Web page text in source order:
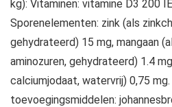
kg): Vitaminen: vitamine D3 200
Sporenelementen: zink (als
gehydrateerd) 15 mg, mangaan
aminozuren, gehydrateerd) 1.4
calciumjodaat, watervrij) 0,75
toevoegingsmiddelen: